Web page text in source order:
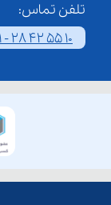
تلفن تماس:
- 28 42 55 10